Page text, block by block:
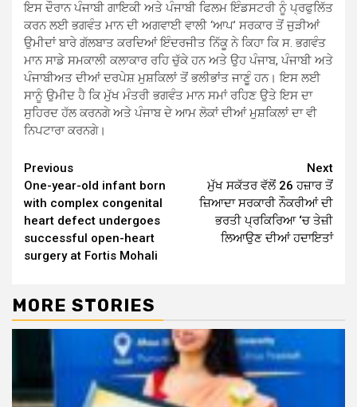
ਇਸ ਦੌਰਾਨ ਪੰਜਾਬੀ ਗਾਇਕੀ ਅਤੇ ਪੰਜਾਬੀ ਫਿਲਮ ਇੰਡਸਟਰੀ ਨੂੰ ਪ੍ਰਫੁਲਿੱਤ
ਕਰਨ ਲਈ ਭਗਵੰਤ ਮਾਨ ਦੀ ਅਗਵਾਈ ਵਾਲੀ ‘ਆਪ’ ਸਰਕਾਰ ਤੋਂ ਜੁੜੀਆਂ
ਉਮੀਦਾਂ ਬਾਰੇ ਗੱਲਬਾਤ ਕਰਦਿਆਂ ਇੰਦਰਜੀਤ ਨਿੱਕੂ ਨੇ ਕਿਹਾ ਕਿ ਸ. ਭਗਵੰਤ
ਮਾਨ ਸਾਡੇ ਸਮਕਾਲੀ ਕਲਾਕਾਰ ਰਹਿ ਚੁੱਕੇ ਹਨ ਅਤੇ ਉਹ ਪੰਜਾਬ, ਪੰਜਾਬੀ ਅਤੇ
ਪੰਜਾਬੀਅਤ ਦੀਆਂ ਦਰਪੇਸ਼ ਮੁਸ਼ਕਿਲਾਂ ਤੋਂ ਭਲੀਭਾਂਤ ਜਾਣੂੰ ਹਨ। ਇਸ ਲਈ
ਸਾਨੂੰ ਉਮੀਦ ਹੈ ਕਿ ਮੁੱਖ ਮੰਤਰੀ ਭਗਵੰਤ ਮਾਨ ਸਮਾਂ ਰਹਿਣ ਉਤੇ ਇਸ ਦਾ
ਸੁਹਿਰਦ ਹੱਲ ਕਰਨਗੇ ਅਤੇ ਪੰਜਾਬ ਦੇ ਆਮ ਲੋਕਾਂ ਦੀਆਂ ਮੁਸ਼ਕਿਲਾਂ ਦਾ ਵੀ
ਨਿਪਟਾਰਾ ਕਰਨਗੇ।
Continue
Reading
Previous
One-year-old infant born
with complex congenital
heart defect undergoes
successful open-heart
surgery at Fortis Mohali
Next
ਮੁੱਖ ਸਕੱਤਰ ਵੱਲੋਂ 26 ਹਜ਼ਾਰ ਤੋਂ
ਜ਼ਿਆਦਾ ਸਰਕਾਰੀ ਨੌਕਰੀਆਂ ਦੀ
ਭਰਤੀ ਪ੍ਰਕਿਰਿਆ ‘ਚ ਤੇਜ਼ੀ
ਲਿਆਉਣ ਦੀਆਂ ਹਦਾਇਤਾਂ
MORE STORIES